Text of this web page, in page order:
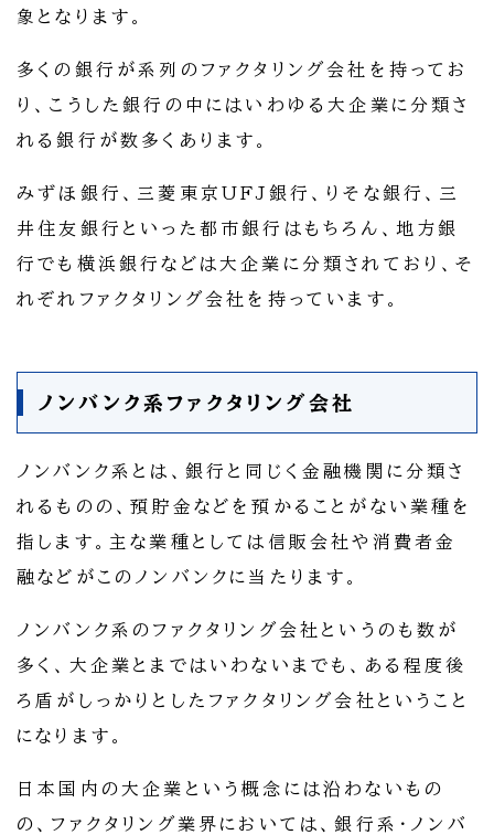
象となります。
多くの銀行が系列のファクタリング会社を持ってお
り、こうした銀行の中にはいわゆる大企業に分類さ
れる銀行が数多くあります。
みずほ銀行、三菱東京UFJ銀行、りそな銀行、三
井住友銀行といった都市銀行はもちろん、地方銀
行でも横浜銀行などは大企業に分類されており、そ
れぞれファクタリング会社を持っています。
ノンバンク系ファクタリング会社
ノンバンク系とは、銀行と同じく金融機関に分類さ
れるものの、預貯金などを預かることがない業種を
指します。主な業種としては信販会社や消費者金
融などがこのノンバンクに当たります。
ノンバンク系のファクタリング会社というのも数が
多く、大企業とまではいわないまでも、ある程度後
ろ盾がしっかりとしたファクタリング会社ということ
になります。
日本国内の大企業という概念には沿わないもの
の、ファクタリング業界においては、銀行系・ノンバ